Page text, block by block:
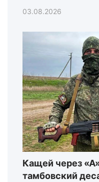
03.08.2026
Кащей через
тамбовский